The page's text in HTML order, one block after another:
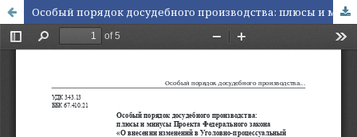
Особый порядок досудебного производства: плюсы и минусы Проекта Федерального закона «О внесении изменений в Уголовно-процессуальный кодекс Российской Федерации (в части введения особого порядка досудебного производства)»